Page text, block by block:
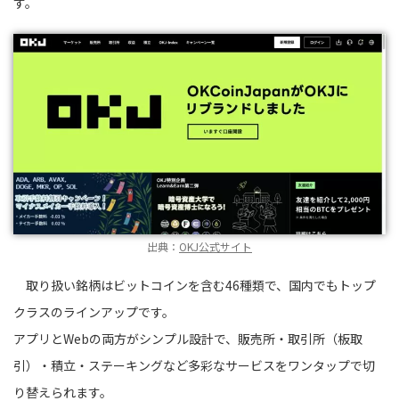
出典： OKJ公式サイト
取り扱い銘柄はビットコインを含む46種類で、国内でもトップ
クラスのラインアップです。
アプリとWebの両方がシンプル設計で、販売所・取引所（板取
引）・積立・ステーキングなど多彩なサービスをワンタップで切
り替えられます。